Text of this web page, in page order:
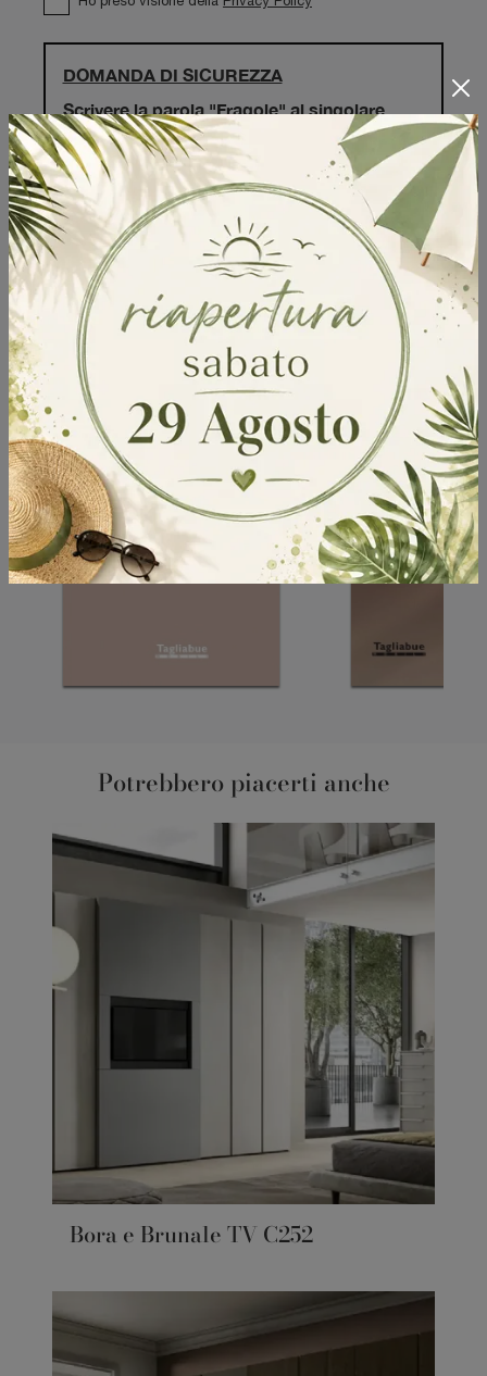
Sfoglia i cataloghi
DOMANDA DI SICUREZZA
Scrivere la parola "Fragole" al singolare
Invia
Potrebbero piacerti anche
Bora e Brunale TV C252